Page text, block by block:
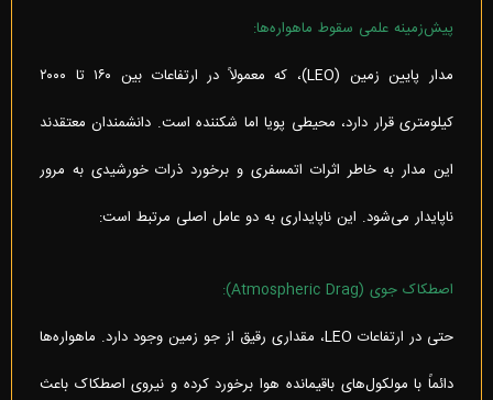
پیش‌زمینه علمی سقوط ماهواره‌ها:
مدار پایین زمین (LEO)، که معمولاً در ارتفاعات بین ۱۶۰ تا ۲۰۰۰
کیلومتری قرار دارد، محیطی پویا اما شکننده است. دانشمندان معتقدند
این مدار به خاطر اثرات اتمسفری و برخورد ذرات خورشیدی به مرور
ناپایدار می‌شود. این ناپایداری به دو عامل اصلی مرتبط است:
اصطکاک جوی (Atmospheric Drag):
حتی در ارتفاعات LEO، مقداری رقیق از جو زمین وجود دارد. ماهواره‌ها
دائماً با مولکول‌های باقیمانده هوا برخورد کرده و نیروی اصطکاک باعث